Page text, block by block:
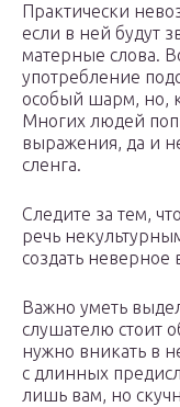
Практически
если в ней будут
матерные слова.
употребление
особый шарм, но,
Многих людей
выражения, да и
сленга.
Следите за тем,
речь
создать неверное
Важно уметь
слушателю стоит
нужно вникать в
с длинных
лишь вам, но